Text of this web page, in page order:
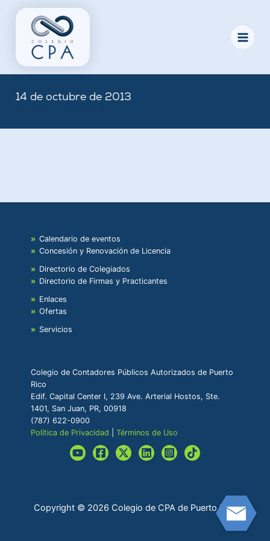
14 de octubre de 2013
Calendario de eventos
Concesión y Renovación de Licencia
Directorio de Colegiados
Directorio de Firmas y Practicantes
Enlaces
Ofertas
Servicios
Colegio de Contadores Públicos Autorizados de Puerto
Rico
Edif. Capital Center I, 239 Ave. Arterial Hostos, Ste.
1401, San Juan, PR, 00918
(787) 622-0900
Política de Privacidad |Términos de Uso
Copyright © 2026 Colegio de CPA de Puerto Rico